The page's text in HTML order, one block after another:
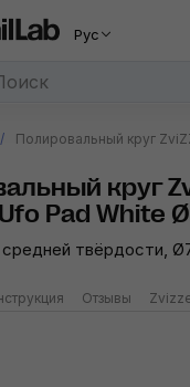
Рус
круг
Pad White
средней твёрдости,
Отзывы